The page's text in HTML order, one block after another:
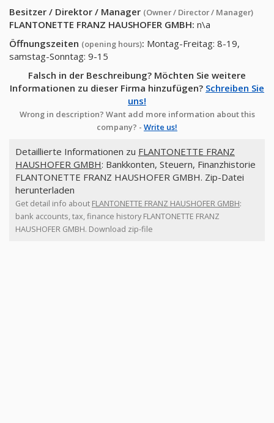
Besitzer / Direktor / Manager (Owner / Director / Manager)
FLANTONETTE FRANZ HAUSHOFER GMBH: n\a
Öffnungszeiten (opening hours): Montag-Freitag: 8-19,
samstag-Sonntag: 9-15
Falsch in der Beschreibung? Möchten Sie weitere
Informationen zu dieser Firma hinzufügen? Schreiben Sie
uns!
Wrong in description? Want add more information about this
company? - Write us!
Detaillierte Informationen zu FLANTONETTE FRANZ
HAUSHOFER GMBH: Bankkonten, Steuern, Finanzhistorie
FLANTONETTE FRANZ HAUSHOFER GMBH. Zip-Datei
herunterladen
Get detail info about FLANTONETTE FRANZ HAUSHOFER GMBH:
bank accounts, tax, finance history FLANTONETTE FRANZ
HAUSHOFER GMBH. Download zip-file